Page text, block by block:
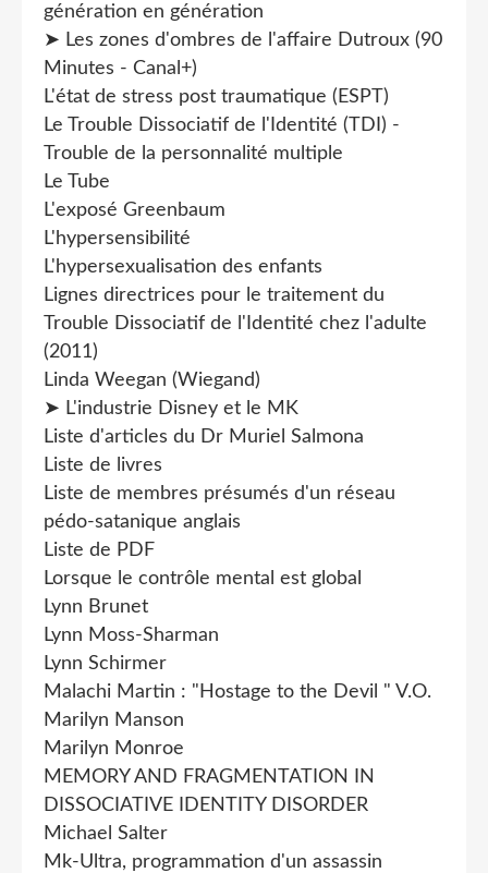
génération en génération
➤ Les zones d'ombres de l'affaire Dutroux (90
Minutes - Canal+)
L'état de stress post traumatique (ESPT)
Le Trouble Dissociatif de l'Identité (TDI) -
Trouble de la personnalité multiple
Le Tube
L'exposé Greenbaum
L'hypersensibilité
L'hypersexualisation des enfants
Lignes directrices pour le traitement du
Trouble Dissociatif de l'Identité chez l'adulte
(2011)
Linda Weegan (Wiegand)
➤ L'industrie Disney et le MK
Liste d'articles du Dr Muriel Salmona
Liste de livres
Liste de membres présumés d'un réseau
pédo-satanique anglais
Liste de PDF
Lorsque le contrôle mental est global
Lynn Brunet
Lynn Moss-Sharman
Lynn Schirmer
Malachi Martin : "Hostage to the Devil " V.O.
Marilyn Manson
Marilyn Monroe
MEMORY AND FRAGMENTATION IN
DISSOCIATIVE IDENTITY DISORDER
Michael Salter
Mk-Ultra, programmation d'un assassin